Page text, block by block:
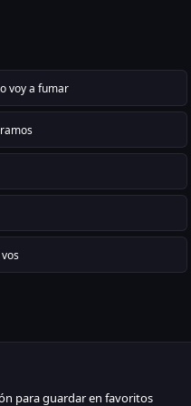
voy a fumar
para guardar en favoritos